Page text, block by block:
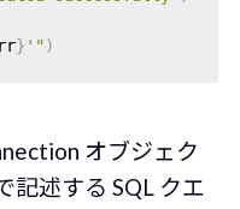
} '")
オブジェク
記述する SQL クエ